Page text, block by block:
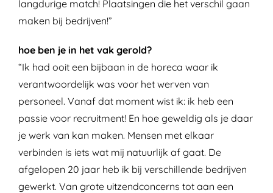
langdurige match! Plaatsingen die het verschil gaan
maken bij bedrijven!”
hoe ben je in het vak gerold?
“Ik had ooit een bijbaan in de horeca waar ik
verantwoordelijk was voor het werven van
personeel. Vanaf dat moment wist ik: ik heb een
passie voor recruitment! En hoe geweldig als je daar
je werk van kan maken. Mensen met elkaar
verbinden is iets wat mij natuurlijk af gaat. De
afgelopen 20 jaar heb ik bij verschillende bedrijven
gewerkt. Van grote uitzendconcerns tot aan een